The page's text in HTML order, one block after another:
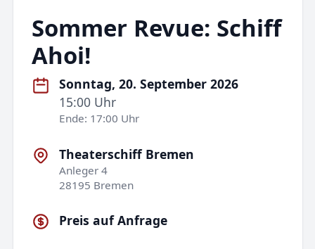
Sommer Revue: Schiff
Ahoi!
Sonntag, 20. September 2026
15:00 Uhr
Ende: 17:00 Uhr
Theaterschiff Bremen
Anleger 4
28195 Bremen
Preis auf Anfrage